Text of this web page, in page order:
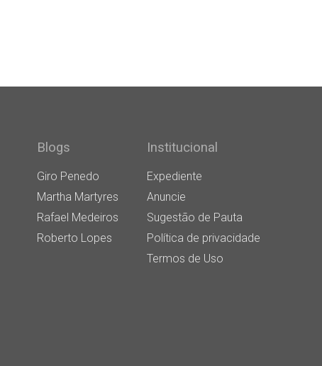
Blogs
Giro Penedo
Martha Martyres
Rafael Medeiros
Roberto Lopes
Institucional
Expediente
Anuncie
Sugestão de Pauta
Política de privacidade
Termos de Uso